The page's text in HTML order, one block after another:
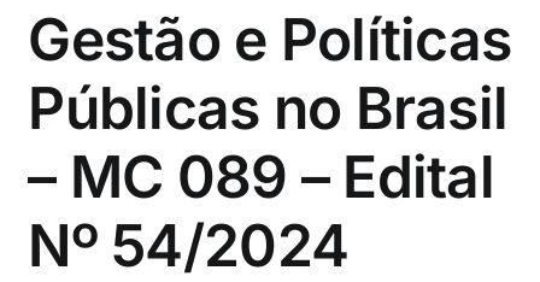
Gestão e Políticas
Públicas no Brasil
– MC 089 – Edital
Nº 54/2024